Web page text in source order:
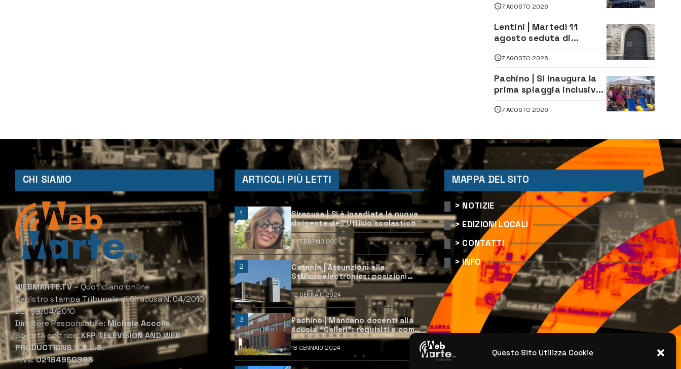
Questo Sito Utilizza Cookie
20enni
7 AGOSTO 2026
Lentini | Martedì 11
agosto seduta di
7 AGOSTO 2026
Pachino | Si inaugura la
prima spiaggia inclusiva
assistenza e prevenzione
7 AGOSTO 2026
CHI SIAMO
WEBMARTE.TV– Quotidiano online
Registro stampa Tribunale di Siracusa N. 04/2010
DEL 09/04/2010
Direttore Responsabile:Michele Accolla
Società editrice:KFP TELEVISION AND WEB
PRODUCTIONS S.R.L.S.
P.Iva:02184950893
ARTICOLI PIÙ LETTI
1
Siracusa | Si è insediata la nuova
dirigente dell’Ufficio scolastico
6 FEBBRAIO 2024
2
Catania | Assunzioni alla
StMicroelectronics: posizioni
aperte e come candidarsi
12 GENNAIO 2024
3
Pachino | Mancano docenti alla
scuola “Calleri”: requisiti e come
candidarsi
18 GENNAIO 2024
MAPPA DEL SITO
> NOTIZIE
> EDIZIONI LOCALI
> CONTATTI
> INFO